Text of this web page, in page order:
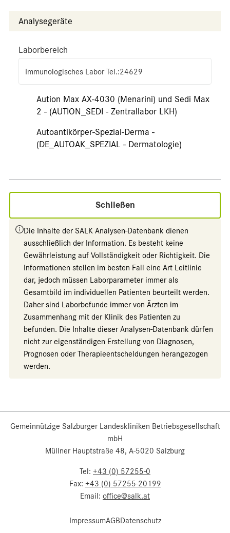
Analysegeräte
Laborbereich
Immunologisches Labor Tel.:24629
Aution Max AX-4030 (Menarini) und Sedi Max
2 - (AUTION_SEDI - Zentrallabor LKH)
Autoantikörper-Spezial-Derma -
(DE_AUTOAK_SPEZIAL - Dermatologie)
Schließen
Die Inhalte der SALK Analysen-Datenbank dienen
ausschließlich der Information. Es besteht keine
Gewährleistung auf Vollständigkeit oder Richtigkeit. Die
Informationen stellen im besten Fall eine Art Leitlinie
dar, jedoch müssen Laborparameter immer als
Gesamtbild im individuellen Patienten beurteilt werden.
Daher sind Laborbefunde immer von Ärzten im
Zusammenhang mit der Klinik des Patienten zu
befunden. Die Inhalte dieser Analysen-Datenbank dürfen
nicht zur eigenständigen Erstellung von Diagnosen,
Prognosen oder Therapieentscheldungen herangezogen
werden.
Gemeinnützige Salzburger Landeskliniken Betriebsgesellschaft
mbH
Müllner Hauptstraße 48, A-5020 Salzburg
Tel: +43 (0) 57255-0
Fax: +43 (0) 57255-20199
Email: office@salk.at
ImpressumAGBDatenschutz